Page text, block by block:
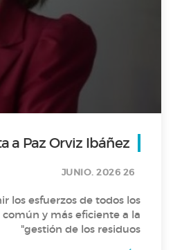
del Real Oviedo
del sector_AsturiaMe
Conociendo a Maruja Mallo
LOS ANIMALES CON 1º
a Paz Orviz Ibáñez
26 JUNIO. 2026
los esfuerzos de todos los
y más eficiente a la
gestión de los residuos"